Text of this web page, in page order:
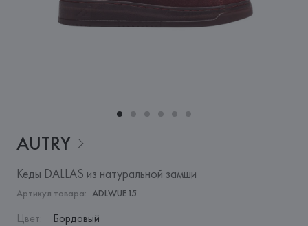
AUTRY
Кеды DALLAS из натуральной замши
Артикул товара: ADLWUE15
Цвет: Бордовый